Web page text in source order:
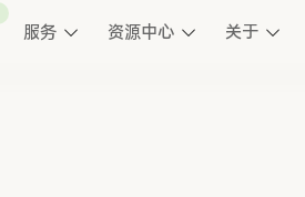
服务 资源中心 关于